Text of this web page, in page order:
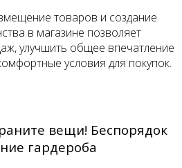
товаров и создание
в магазине позволяет
улучшить общее впечатление
условия для покупок.
вещи! Беспорядок
гардероба